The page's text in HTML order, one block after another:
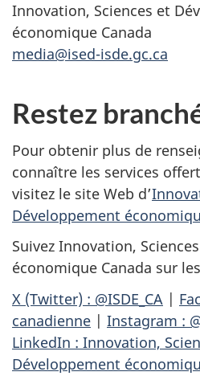
Innovation, Sciences et
économique Canada
media@ised-isde.gc.ca
Restez
Pour obtenir plus de
connaître les services
visitez le site Web d’
Développement
Suivez Innovation,
économique Canada sur
X (Twitter) : @ISDE_CA |
canadienne | Instagram :
LinkedIn : Innovation,
Développement